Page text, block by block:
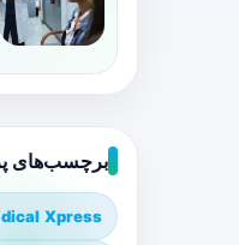
برچسب‌های
Xpress